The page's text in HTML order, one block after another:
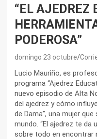
“EL AJEDREZ
PODEROSA”
domingo 23 octubre
Lucio Mauriño, es
programa “Ajedrez
nuevo episodio de Alta
del ajedrez y cómo
de Dama”, una mujer
mundo. “El ajedrez te
sobre todo en encontrar